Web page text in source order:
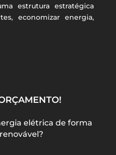
estrutura estratégica
economizar energia,
elétrica de forma